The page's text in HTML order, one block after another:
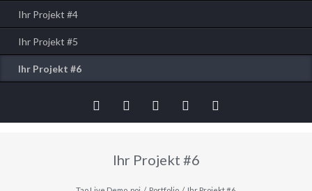
Ihr Projekt #4
Ihr Projekt #5
Ihr Projekt #6
TwitterLinkedIn Google+Facebook
Ihr Projekt #6